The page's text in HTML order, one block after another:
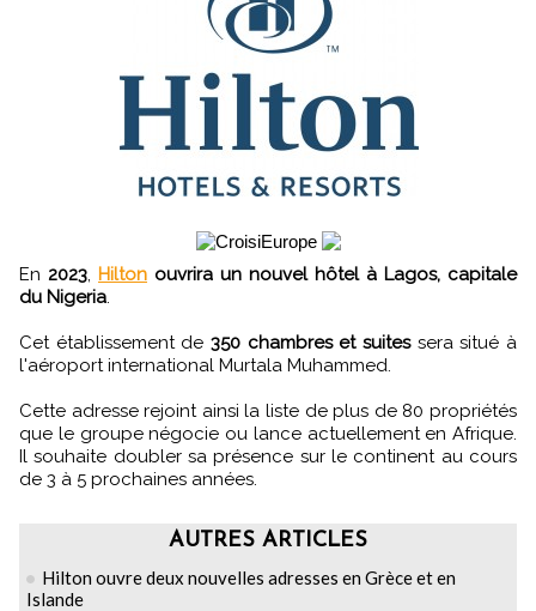
En 2023 Hilton ouvrira un nouvel hôtel à Lagos, capitale
du Nigeria
Cet établissement de 350 chambres et suitessera situé à
l'aéroport international Murtala Muhammed.
Cette adresse rejoint ainsi la liste de plus de 80 propriétés
que le groupe négocie ou lance actuellement en Afrique.
Il souhaite doubler sa présence sur le continent au cours
de 3 à 5 prochaines années.
AUTRES ARTICLES
Hilton ouvre deux nouvelles adresses en Grèce et en
Islande